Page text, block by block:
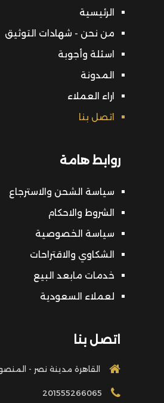
الرئيسية
من نحن - شهادات التوثيق
اسئلة وأجوبة
المدونة
اراء العملاء
اتصل بنا
روابط هامة
سياسة الشحن والاسترجاع
الشروط والاحكام
سياسة الخصوصية
الشكاوي والاقتراحات
خدمات مابعد البيع
لعملاء السعودية
اتصل بنا
القاهرة مدينة نصر -
201555266065